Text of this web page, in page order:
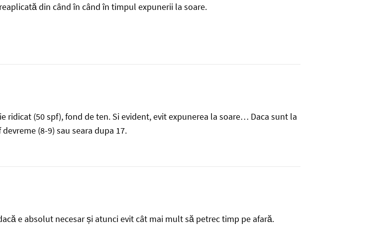
din când în când în timpul expunerii la soare.
ridicat (50 spf), fond de ten. Si evident, evit expunerea la soare… Daca sunt la
(8-9) sau seara dupa 17.
e absolut necesar și atunci evit cât mai mult să petrec timp pe afară.